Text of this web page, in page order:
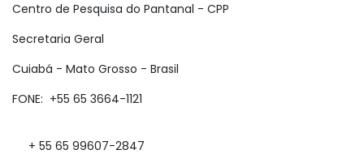
Centro de Pesquisa do Pantanal - CPP
Secretaria Geral
Cuiabá - Mato Grosso - Brasil
FONE: +55 65 3664-1121
+ 55 65 99607-2847